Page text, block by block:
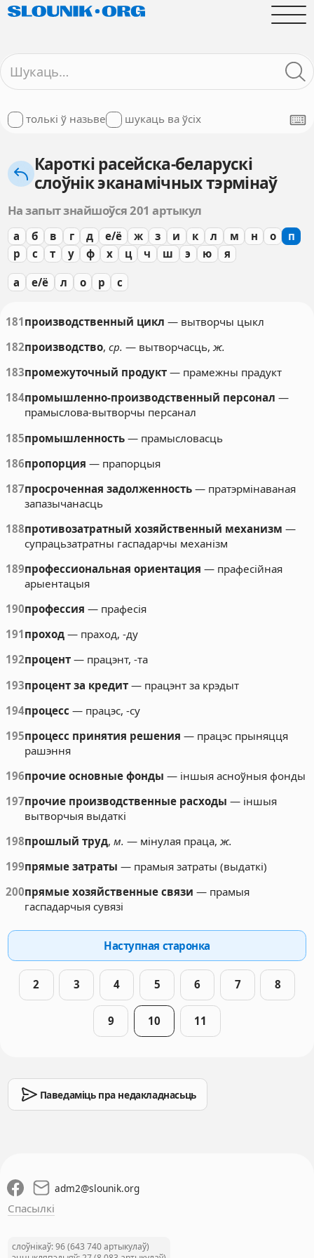
толькі ў назьве шукаць ва ўсіх
Кароткі расейска-беларускі
слоўнік эканамічных тэрмінаў
На запыт знайшоўся 201 артыкул
а б в г д е/ё ж з и к л м н о
п
р
с т у ф х ц ч ш э ю я
а е/ё л о р с
181производственный цикл — вытворчы цыкл
182производство, ср. — вытворчасць,ж.
183промежуточный продукт— прамежны прадукт
184промышленно-производственный персонал —
прамыслова-вытворчы персанал
185промышленность— прамысловасць
186пропорция — прапорцыя
187просроченная задолженность— пратэрмінаваная
запазычанасць
188противозатратный хозяйственный механизм —
супрацьзатратны гаспадарчы механізм
189профессиональная ориентация — прафесійная
арыентацыя
190профессия — прафесія
191проход— праход, -ду
192процент— працэнт, -та
193процент за кредит— працэнт за крэдыт
194процесс— працэс, -су
195процесс принятия решения — працэс прыняцця
рашэння
196прочие основные фонды — іншыя асноўныя фонды
197прочие производственные расходы — іншыя
вытворчыя выдаткі
198прошлый труд, м. — мінулая праца,ж.
199прямые затраты — прамыя затраты (выдаткі)
200прямые хозяйственные связи — прамыя
гаспадарчыя сувязі
Наступная старонка
2 3 4 5 6 7 8
9 10 11
Паведаміць пра недакладнасьць
adm2@slounik.org
Спасылкі
слоўнікаў: 96 (643 740 артыкулаў)